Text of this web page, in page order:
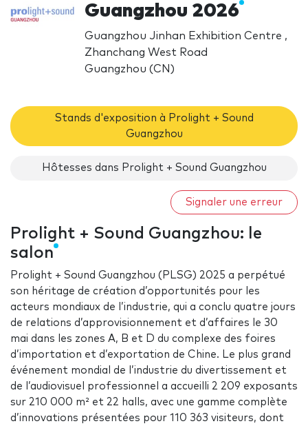
Guangzhou 2026
Guangzhou Jinhan Exhibition Centre ,
Zhanchang West Road
Guangzhou (CN)
Stands d'exposition à Prolight + Sound
Guangzhou
Hôtesses dans Prolight + Sound Guangzhou
Signaler une erreur
Prolight + Sound Guangzhou: le
salon
Prolight + Sound Guangzhou (PLSG) 2025 a perpétué
son héritage de création d’opportunités pour les
acteurs mondiaux de l’industrie, qui a conclu quatre jours
de relations d’approvisionnement et d’affaires le 30
mai dans les zones A, B et D du complexe des foires
d’importation et d’exportation de Chine. Le plus grand
événement mondial de l’industrie du divertissement et
de l’audiovisuel professionnel a accueilli 2 209 exposants
sur 210 000 m² et 22 halls, avec une gamme complète
d’innovations présentées pour 110 363 visiteurs, dont